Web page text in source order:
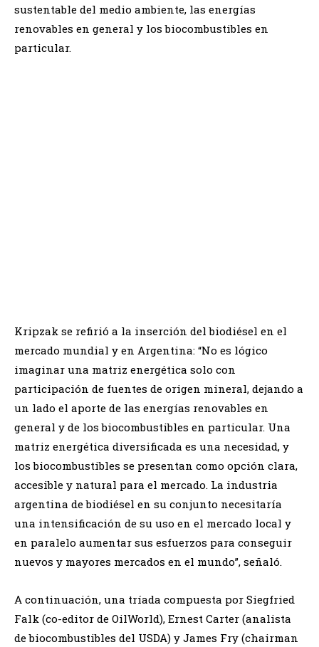
sustentable del medio ambiente, las energías
renovables en general y los biocombustibles en
particular.
Kripzak se refirió a la inserción del biodiésel en el
mercado mundial y en Argentina: “No es lógico
imaginar una matriz energética solo con
participación de fuentes de origen mineral, dejando a
un lado el aporte de las energías renovables en
general y de los biocombustibles en particular. Una
matriz energética diversificada es una necesidad, y
los biocombustibles se presentan como opción clara,
accesible y natural para el mercado. La industria
argentina de biodiésel en su conjunto necesitaría
una intensificación de su uso en el mercado local y
en paralelo aumentar sus esfuerzos para conseguir
nuevos y mayores mercados en el mundo”, señaló.
A continuación, una tríada compuesta por Siegfried
Falk (co-editor de OilWorld), Ernest Carter (analista
de biocombustibles del USDA) y James Fry (chairman